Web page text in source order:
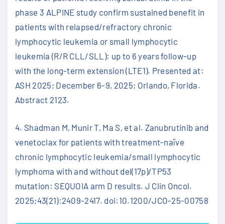
phase 3 ALPINE study confirm sustained benefit in
patients with relapsed/refractory chronic
lymphocytic leukemia or small lymphocytic
leukemia (R/R CLL/SLL): up to 6 years follow-up
with the long-term extension (LTE1). Presented at:
ASH 2025; December 6-9, 2025; Orlando, Florida.
Abstract 2123.
4. Shadman M, Munir T, Ma S, et al. Zanubrutinib and
venetoclax for patients with treatment-naïve
chronic lymphocytic leukemia/small lymphocytic
lymphoma with and without del(17p)/TP53
mutation: SEQUOIA arm D results. J Clin Oncol.
2025;43(21):2409-2417. doi:10.1200/JCO-25-00758